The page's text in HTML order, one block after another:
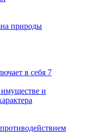
природы
в себя 7
имуществе и